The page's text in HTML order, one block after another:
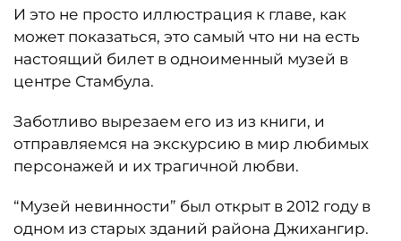
И это не просто иллюстрация к главе, как
может показаться, это самый что ни на есть
настоящий билет в одноименный музей в
центре Стамбула.
Заботливо вырезаем его из из книги, и
отправляемся на экскурсию в мир любимых
персонажей и их трагичной любви.
“Музей невинности” был открыт в 2012 году в
одном из старых зданий района Джихангир.